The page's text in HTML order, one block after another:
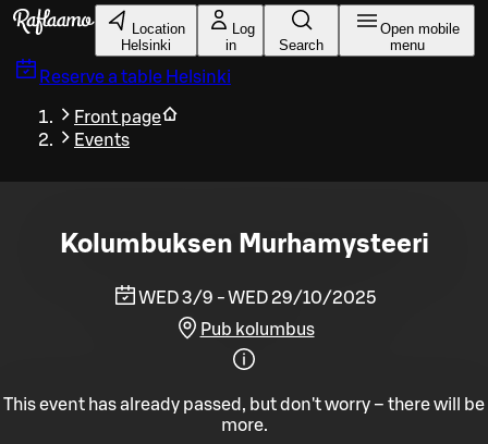
Skip to main content
Location
Helsinki
Log
in
Search
Open mobile
menu
Reserve a table Helsinki
Front page
Events
Kolumbuksen Murhamysteeri
WED 3/9 - WED 29/10/2025
Pub kolumbus
This event has already passed, but don't worry – there will be
more.